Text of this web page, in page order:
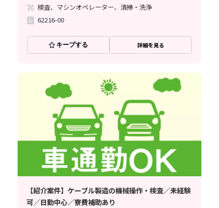
検査、マシンオペレーター、清掃・洗浄
62216-00
キープする 詳細を見る
【紹介案件】ケーブル製造の機械操作・検査／未経験
可／日勤中心／寮費補助あり